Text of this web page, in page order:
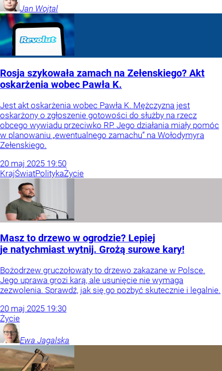
Jan Wojtal
Rosja szykowała zamach na Zełenskiego? Akt
oskarżenia wobec Pawła K.
Jest akt oskarżenia wobec Pawła K. Mężczyzna jest
oskarżony o zgłoszenie gotowości do służby na rzecz
obcego wywiadu przeciwko RP. Jego działania miały pomóc
w planowaniu „ewentualnego zamachu” na Wołodymyra
Zełenskiego.
20 maj 2025 19:50
KrajŚwiatPolitykaŻycie
Masz to drzewo w ogrodzie? Lepiej
je natychmiast wytnij. Grożą surowe kary!
Bożodrzew gruczołowaty to drzewo zakazane w Polsce.
Jego uprawa grozi karą, ale usunięcie nie wymaga
zezwolenia. Sprawdź, jak się go pozbyć skutecznie i legalnie.
20 maj 2025 19:30
Życie
Ewa Jagalska